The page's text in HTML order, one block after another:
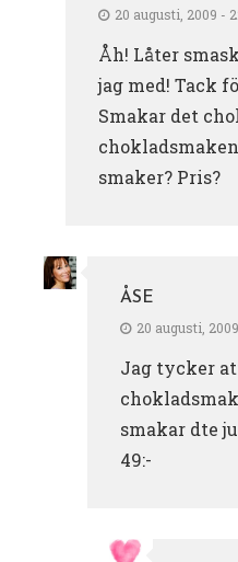
20 augusti, 2009 -
Åh! Låter
jag med! Tack
Smakar det
smaker? Pris?
ÅSE
20 augusti,
Jag tycker
smakar dte
49:-